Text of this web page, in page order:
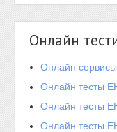
Онлайн
Онлайн
Онлайн тесты
Онлайн тесты
Онлайн тесты